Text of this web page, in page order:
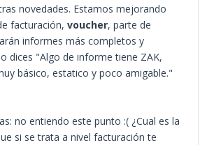
novedades. Estamos mejorando
facturación, voucher, parte de
informes más completos y
dices "Algo de informe tiene ZAK,
básico, estatico y poco amigable."
no entiendo este punto :( ¿Cual es la
si se trata a nivel facturación te